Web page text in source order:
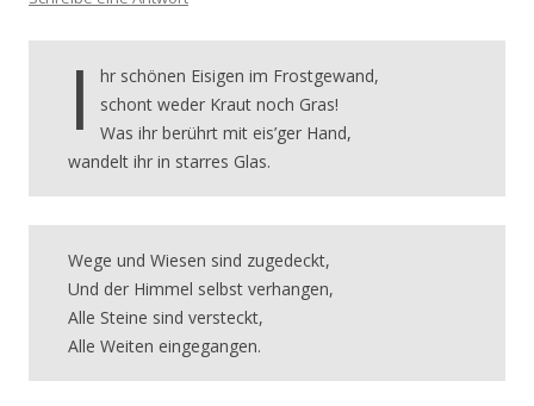
I
hr schönen Eisigen im Frostgewand,
schont weder Kraut noch Gras!
Was ihr berührt mit eis’ger Hand,
wandelt ihr in starres Glas.
Wege und Wiesen sind zugedeckt,
Und der Himmel selbst verhangen,
Alle Steine sind versteckt,
Alle Weiten eingegangen.